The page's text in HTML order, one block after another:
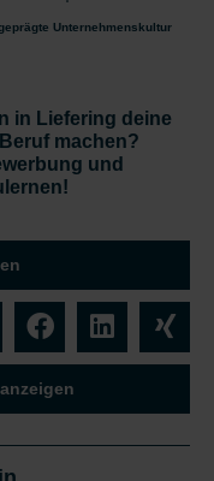
Unternehmenskultur
in Liefering deine
machen?
und